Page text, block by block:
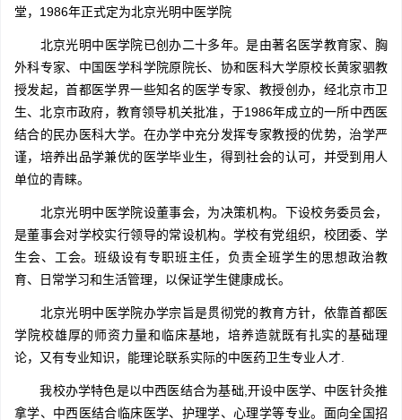
堂，1986年正式定为北京光明中医学院
北京光明中医学院已创办二十多年。是由著名医学教育家、胸
外科专家、中国医学科学院原院长、协和医科大学原校长黄家驷教
授发起，首都医学界一些知名的医学专家、教授创办，经北京市卫
生、北京市政府，教育领导机关批准，于1986年成立的一所中西医
结合的民办医科大学。在办学中充分发挥专家教授的优势，治学严
谨，培养出品学兼优的医学毕业生，得到社会的认可，并受到用人
单位的青睐。
北京光明中医学院设董事会，为决策机构。下设校务委员会，
是董事会对学校实行领导的常设机构。学校有党组织，校团委、学
生会、工会。班级设有专职班主任，负责全班学生的思想政治教
育、日常学习和生活管理，以保证学生健康成长。
北京光明中医学院办学宗旨是贯彻党的教育方针，依靠首都医
学院校雄厚的师资力量和临床基地，培养造就既有扎实的基础理
论，又有专业知识，能理论联系实际的中医药卫生专业人才.
我校办学特色是以中西医结合为基础,开设中医学、中医针灸推
拿学、中西医结合临床医学、护理学、心理学等专业。面向全国招